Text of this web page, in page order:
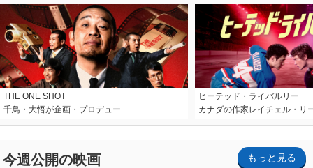
THE ONE SHOT
千鳥・大悟が企画・プロデュー…
ヒーテッド・ライバルリー
カナダの作家レイチェル・リ
今週公開の映画 もっと見る